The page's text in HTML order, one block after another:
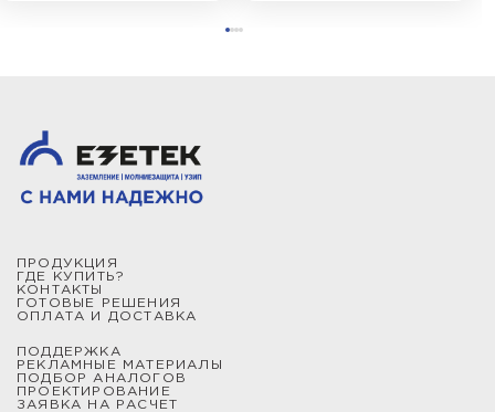
ПРОДУКЦИЯ
ГДЕ КУПИТЬ?
КОНТАКТЫ
ГОТОВЫЕ РЕШЕНИЯ
ОПЛАТА И ДОСТАВКА
ПОДДЕРЖКА
РЕКЛАМНЫЕ МАТЕРИАЛЫ
ПОДБОР АНАЛОГОВ
ПРОЕКТИРОВАНИЕ
ЗАЯВКА НА РАСЧЕТ